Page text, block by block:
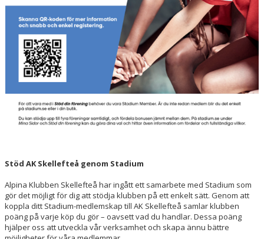
Stöd AK Skellefteå genom Stadium
Alpina Klubben Skellefteå har ingått ett samarbete med Stadium som
gör det möjligt för dig att stödja klubben på ett enkelt sätt. Genom att
koppla ditt Stadium-medlemskap till AK Skellefteå samlar klubben
poäng på varje köp du gör – oavsett vad du handlar. Dessa poäng
hjälper oss att utveckla vår verksamhet och skapa ännu bättre